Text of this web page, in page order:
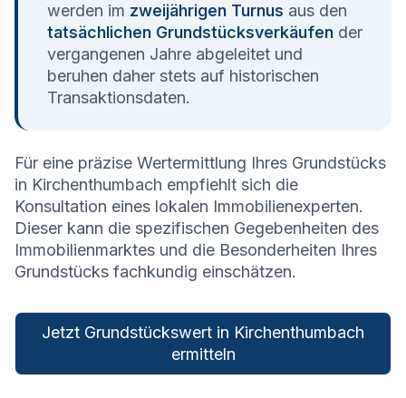
werden im zweijährigen Turnus aus den
tatsächlichen Grundstücksverkäufen der
vergangenen Jahre abgeleitet und
beruhen daher stets auf historischen
Transaktionsdaten.
Für eine präzise Wertermittlung Ihres Grundstücks
in Kirchenthumbach empfiehlt sich die
Konsultation eines lokalen Immobilienexperten.
Dieser kann die spezifischen Gegebenheiten des
Immobilienmarktes und die Besonderheiten Ihres
Grundstücks fachkundig einschätzen.
Jetzt Grundstückswert in Kirchenthumbach
ermitteln